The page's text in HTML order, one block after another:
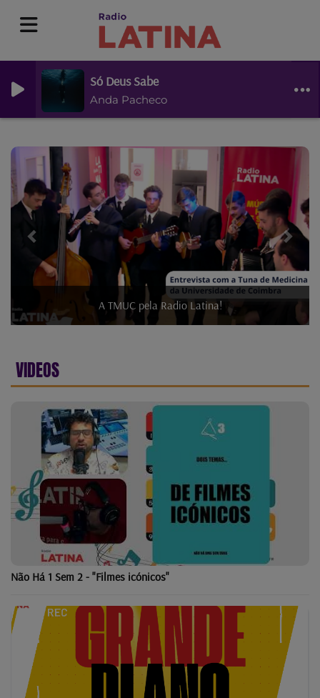
Só Deus Sabe
Anda Pacheco
A TMUC pela Radio Latina!
VIDEOS
Não Há 1 Sem 2 - "Filmes icónicos"